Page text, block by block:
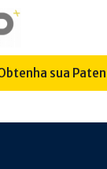
sua